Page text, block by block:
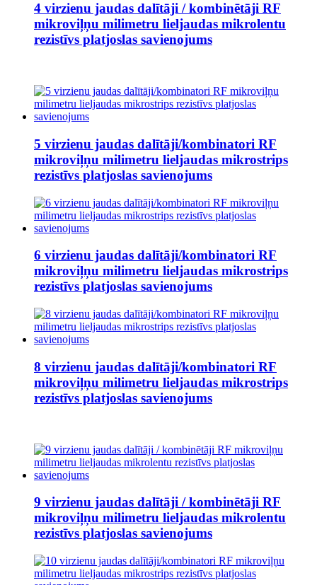
4 virzienu jaudas dalītāji / kombinētāji RF
mikroviļņu milimetru lieljaudas mikrolentu
rezistīvs platjoslas savienojums
5 virzienu jaudas dalītāji/kombinatori RF
mikroviļņu milimetru lieljaudas mikrostrips
rezistīvs platjoslas savienojums
6 virzienu jaudas dalītāji/kombinatori RF
mikroviļņu milimetru lieljaudas mikrostrips
rezistīvs platjoslas savienojums
8 virzienu jaudas dalītāji/kombinatori RF
mikroviļņu milimetru lieljaudas mikrostrips
rezistīvs platjoslas savienojums
9 virzienu jaudas dalītāji / kombinētāji RF
mikroviļņu milimetru lieljaudas mikrolentu
rezistīvs platjoslas savienojums